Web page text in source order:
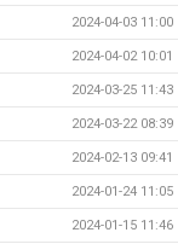
2024-04-03 11:00
2024-04-02 10:01
2024-03-25 11:43
2024-03-22 08:39
2024-02-13 09:41
2024-01-24 11:05
2024-01-15 11:46